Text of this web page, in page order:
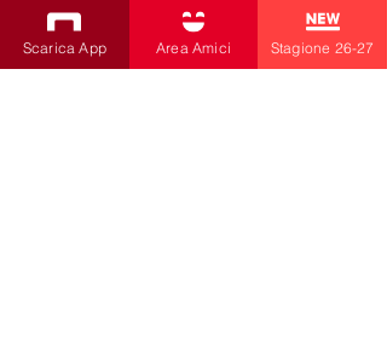
76/77
Scarica App Area Amici Stagione 26-27